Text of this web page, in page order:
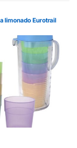
limonado Eurotrail